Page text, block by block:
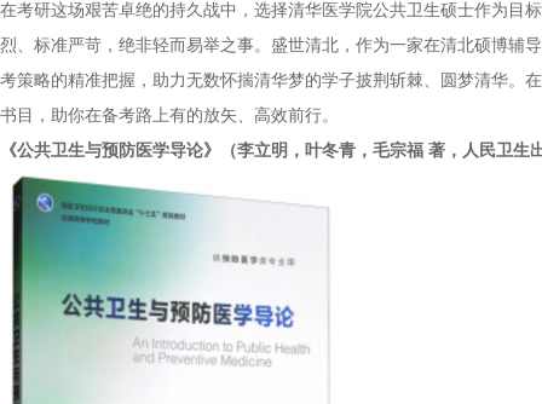
在考研这场艰苦卓绝的持久战中，选择清华医学院公共卫生硕士作为目
烈、标准严苛，绝非轻而易举之事。盛世清北，作为一家在清北硕博辅
考策略的精准把握，助力无数怀揣清华梦的学子披荆斩棘、圆梦清华。
书目，助你在备考路上有的放矢、高效前行。
《公共卫生与预防医学导论》（李立明，叶冬青，毛宗福 著，人民卫